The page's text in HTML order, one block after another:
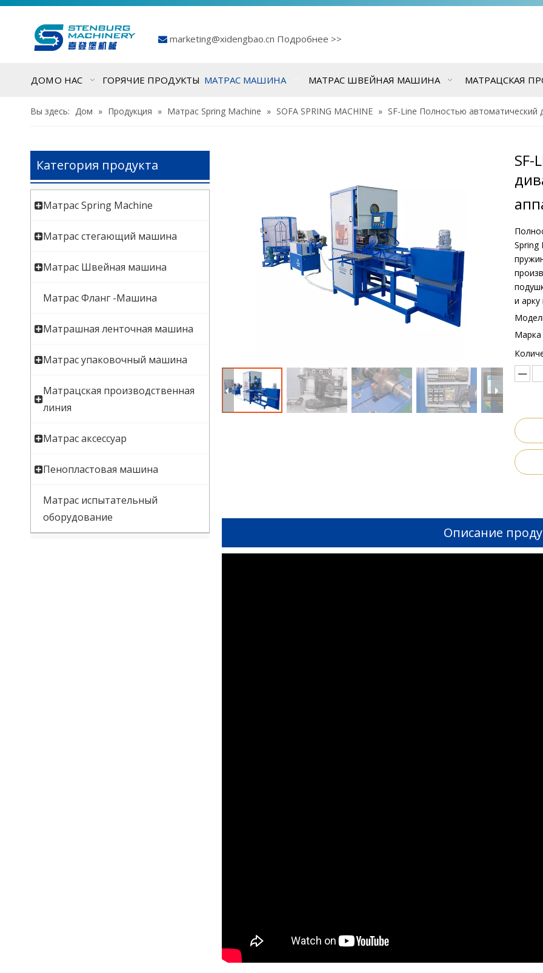
 marketing@xidengbao.cn Подробнее >>
ДОМО НАС ГОРЯЧИЕ ПРОДУКТЫ МАТРАС МАШИНА МАТРАС ШВЕЙНАЯ МАШИНА МАТРАЦСКАЯ
Вы здесь: Дом » Продукция » Матрас Spring Machine » SOFA SPRING MACHINE » SF-Line Полностью автоматический
Категория продукта
Матрас Spring Machine
Матрас стегающий машина
Матрас Швейная машина
Матрас Фланг -Машина
Матрашная ленточная машина
Матрас упаковочный машина
Матрацская производственная
линия
Матрас аксессуар
Пенопластовая машина
Матрас испытательный
оборудование
SF-
Spring
и
Марка
Описание